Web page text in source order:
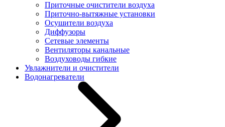
Приточные очистители воздуха
Приточно-вытяжные установки
Осушители воздуха
Диффузоры
Сетевые элементы
Вентиляторы канальные
Воздуховоды гибкие
Увлажнители и очистители
Водонагреватели